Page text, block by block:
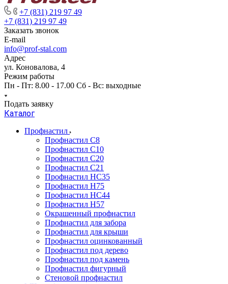
+7 (831) 219 97 49
+7 (831) 219 97 49
Заказать звонок
E-mail
info@prof-stal.com
Адрес
ул. Коновалова, 4
Режим работы
Пн - Пт: 8.00 - 17.00 Сб - Вс: выходные
Подать заявку
Каталог
Профнастил
Профнастил С8
Профнастил С10
Профнастил С20
Профнастил С21
Профнастил НС35
Профнастил Н75
Профнастил HC44
Профнастил Н57
Окрашенный профнастил
Профнастил для забора
Профнастил для крыши
Профнастил оцинкованный
Профнастил под дерево
Профнастил под камень
Профнастил фигурный
Стеновой профнастил